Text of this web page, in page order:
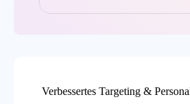
Verbessertes Targeting &